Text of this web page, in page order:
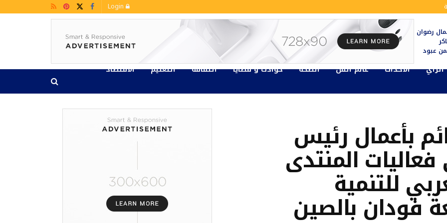
رضوان
عبود
الرأي الأحداث عالم الفن الصحة حوادث و قضايا الثقافة التعليم الاقتصاد
بأعمال رئيس
المنتدى
للتنمية
فودان بالصين